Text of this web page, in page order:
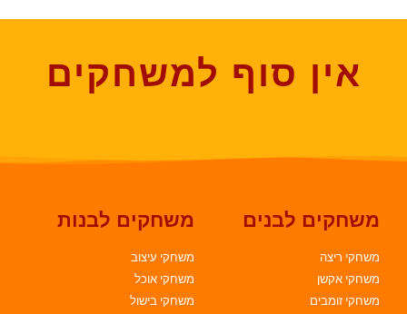
אין סוף למשחקים
משחקים לבנים
משחקי ריצה
משחקי אקשן
משחקי זומבים
משחקים לבנות
משחקי עיצוב
משחקי אוכל
משחקי בישול